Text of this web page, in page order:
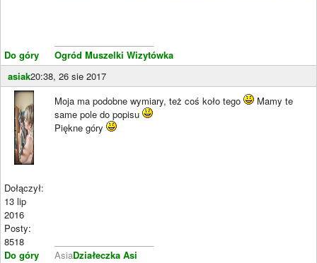
Do góry
Ogród Muszelki Wizytówka
asiak20:38, 26 sie 2017
Dołączył:
13 lip
2016
Posty:
8518
Do góry
Moja ma podobne wymiary, też coś koło tego
Mamy te
same pole do popisu
Piękne góry
AsiaDziałeczka Asi